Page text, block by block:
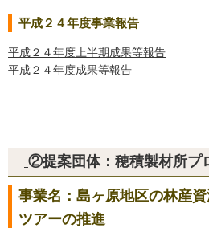
平成２４年度事業報告
平成２４年度上半期成果等報告
平成２４年度成果等報告
②提案団体：穂積製材所プ
事業名：島ヶ原地区の林産
ツアーの推進